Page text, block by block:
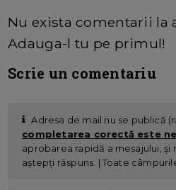
Nu exista comentarii la
Adauga-l tu pe primul!
Scrie un comentariu
Adresa de mail nu se publică
completarea corectă este
aprobarea rapidă a mesajului, și
aștepți răspuns. | Toate